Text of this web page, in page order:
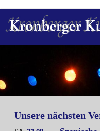
Unsere nächsten